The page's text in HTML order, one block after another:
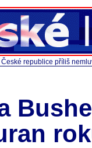
republice příliš